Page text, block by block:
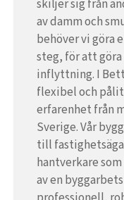
skiljer sig från
av damm och
behöver vi göra
steg, för att
inflyttning. I
flexibel och
erfarenhet från
Sverige. Vår
till
hantverkare
av en